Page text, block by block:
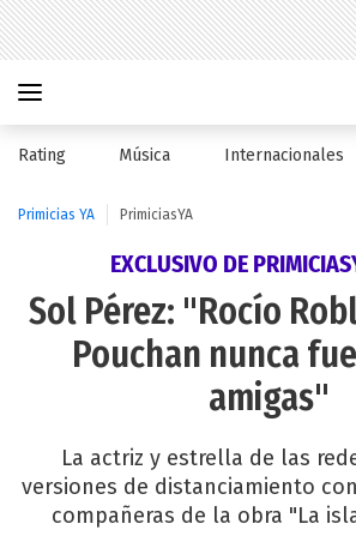
Rating Música Internacionales
Primicias YA PrimiciasYA
EXCLUSIVO DE
Sol Pérez: "Rocío
Pouchan nunca
amigas"
La actriz y estrella de las
versiones de distanciamiento
compañeras de la obra "La